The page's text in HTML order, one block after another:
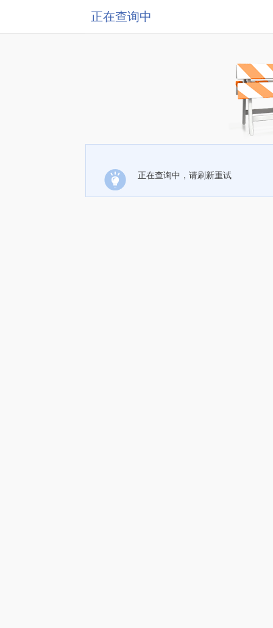
正在查询中
正在查询中，请刷新重试